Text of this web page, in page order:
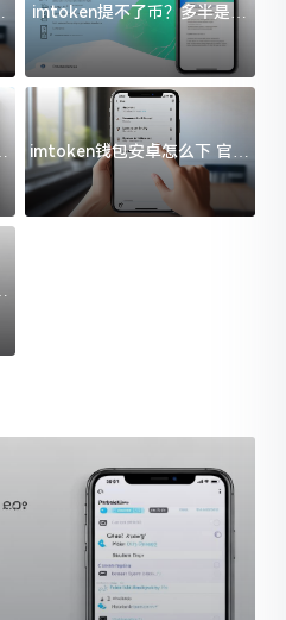
imtoken提不了币？多半是这
几件事没处理好
imtoken钱包安卓怎么下 官方
渠道避坑指南